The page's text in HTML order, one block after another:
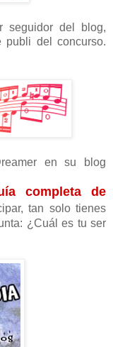
seguidor del blog,
del concurso.
en su blog
completa de
tan solo tienes
¿Cuál es tu ser